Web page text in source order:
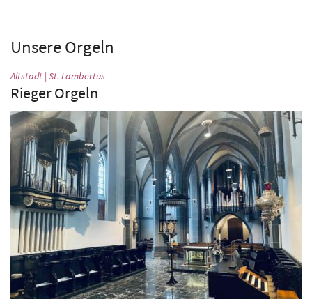
Unsere Orgeln
Altstadt | St. Lambertus
Rieger Orgeln